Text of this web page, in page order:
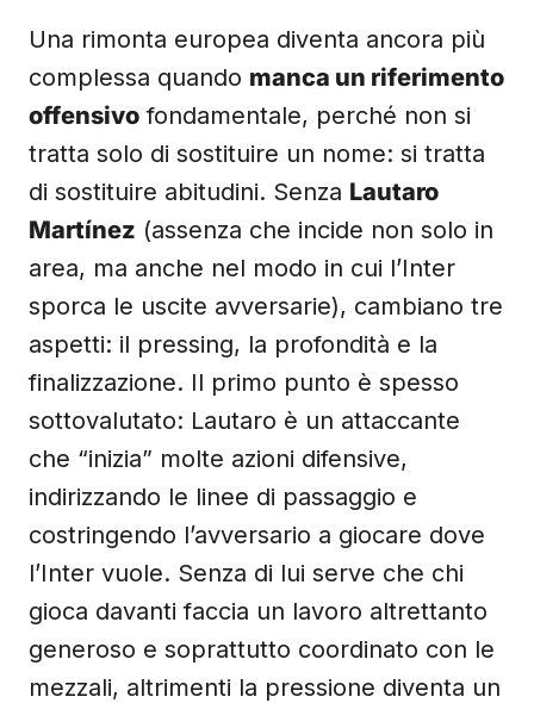
Una rimonta europea diventa ancora più
complessa quando manca un riferimento
offensivo fondamentale, perché non si
tratta solo di sostituire un nome: si tratta
di sostituire abitudini. Senza Lautaro
Martínez (assenza che incide non solo in
area, ma anche nel modo in cui l’Inter
sporca le uscite avversarie), cambiano tre
aspetti: il pressing, la profondità e la
finalizzazione. Il primo punto è spesso
sottovalutato: Lautaro è un attaccante
che “inizia” molte azioni difensive,
indirizzando le linee di passaggio e
costringendo l’avversario a giocare dove
l’Inter vuole. Senza di lui serve che chi
gioca davanti faccia un lavoro altrettanto
generoso e soprattutto coordinato con le
mezzali, altrimenti la pressione diventa un